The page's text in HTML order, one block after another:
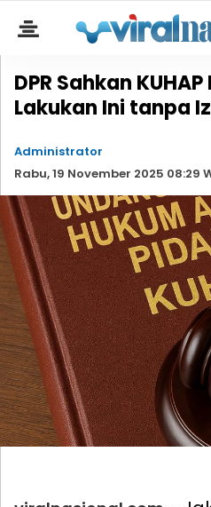
DPR Sahkan
Lakukan Ini tanpa
Administrator
Rabu, 19 November 2025 08:29